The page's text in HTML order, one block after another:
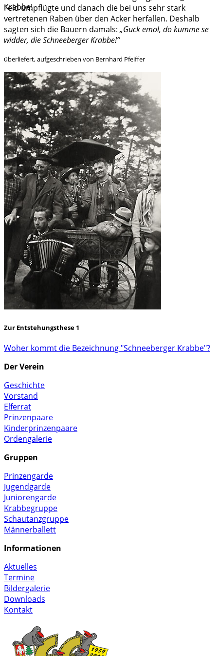
Krabbe!
Feld umpflügte und danach die bei uns sehr stark
vertretenen Raben über den Acker herfallen. Deshalb
sagten sich die Bauern damals:„Guck emol, do kumme se
widder, die Schneeberger Krabbe!“
überliefert, aufgeschrieben von Bernhard Pfeiffer
Zur Entstehungsthese 1
Woher kommt die Bezeichnung "Schneeberger Krabbe"?
Der Verein
Geschichte
Vorstand
Elferrat
Prinzenpaare
Kinderprinzenpaare
Ordengalerie
Gruppen
Prinzengarde
Jugendgarde
Juniorengarde
Krabbegruppe
Schautanzgruppe
Männerballett
Informationen
Aktuelles
Termine
Bildergalerie
Downloads
Kontakt